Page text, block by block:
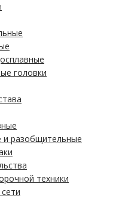
головки
и разобщительные
техники